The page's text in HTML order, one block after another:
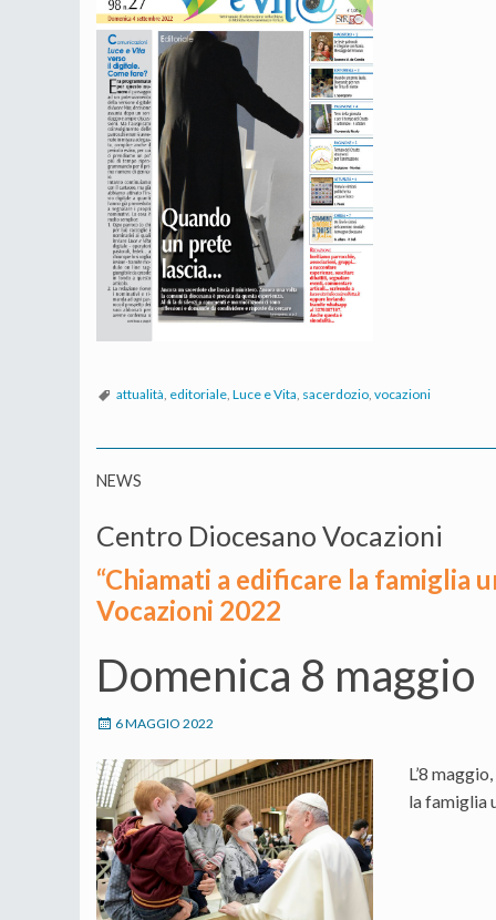
attualità, editoriale, Luce e Vita, sacerdozio, vocazioni
NEWS
Centro Diocesano Vocazioni
“Chiamati a edificare la famiglia
Vocazioni 2022
Domenica 8 maggio
6 MAGGIO 2022
L’8
la famiglia